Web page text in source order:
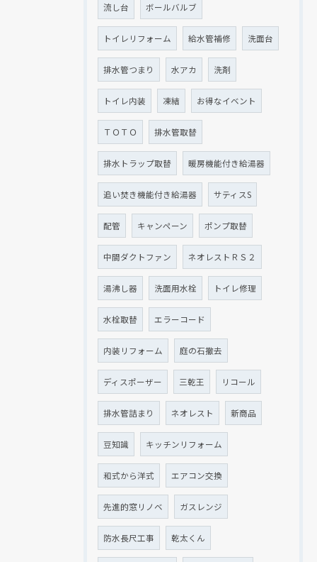
流し台 ボールバルブ
トイレリフォーム 給水管補修 洗面台
排水管つまり 水アカ 洗剤
トイレ内装 凍結 お得なイベント
ＴＯＴＯ 排水管取替
排水トラップ取替 暖房機能付き給湯器
追い焚き機能付き給湯器 サティスS
配管 キャンペーン ポンプ取替
中間ダクトファン ネオレストＲＳ２
湯沸し器 洗面用水栓 トイレ修理
水栓取替 エラーコード
内装リフォーム 庭の石撤去
ディスポーザー 三乾王 リコール
排水管詰まり ネオレスト 新商品
豆知識 キッチンリフォーム
和式から洋式 エアコン交換
先進的窓リノベ ガスレンジ
防水長尺工事 乾太くん